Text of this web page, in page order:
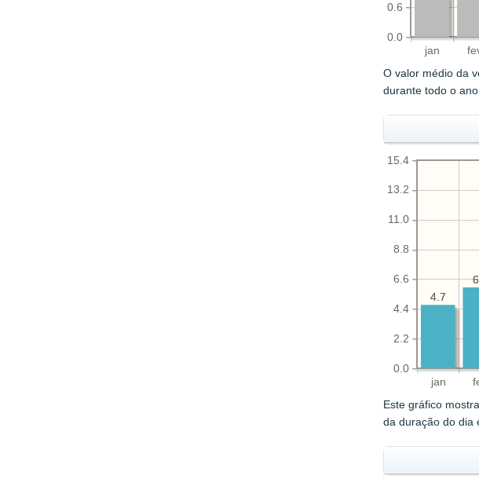
jan
0.0
0.6
O valor médio da
durante todo o ano.
jan
0.0
2.2
4.4
6.6
8.8
11.0
13.2
15.4
4.7
4.7
Este gráfico
da duração do dia